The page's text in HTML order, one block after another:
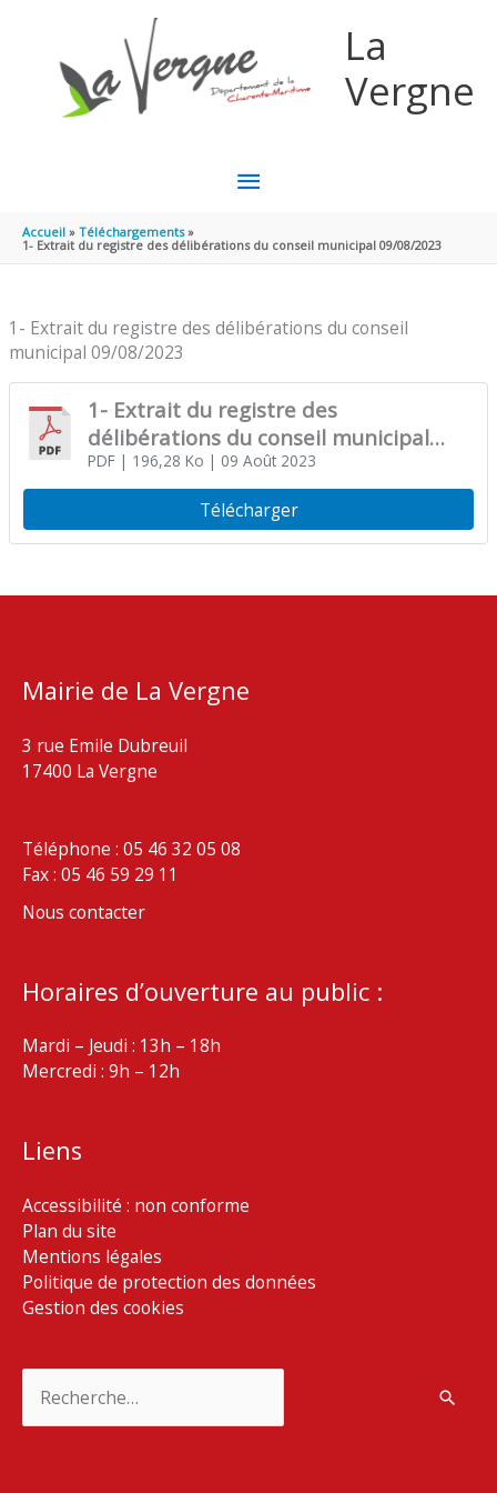
La
Vergne
MENU
PRINCIPAL
Accueil
Téléchargements
1- Extrait du registre des délibérations du conseil municipal 09/08/2023
1- Extrait du registre des délibérations du conseil
municipal 09/08/2023
1- Extrait du registre des
délibérations du conseil municipal
09/08/2023
PDF| 196,28 Ko | 09 Août 2023
Télécharger
Mairie de La Vergne
3 rue Emile Dubreuil
17400 La Vergne
Téléphone : 05 46 32 05 08
Fax : 05 46 59 29 11
Nous contacter
Horaires d’ouverture au public :
Mardi – Jeudi : 13h – 18h
Mercredi : 9h – 12h
Liens
Accessibilité : non conforme
Plan du site
Mentions légales
Politique de protection des données
Gestion des cookies